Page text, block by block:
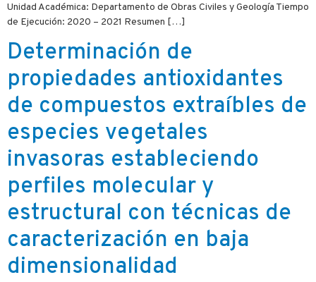
Unidad Académica: Departamento de Obras Civiles y Geología Tiempo
de Ejecución: 2020 – 2021 Resumen […]
Determinación de
propiedades antioxidantes
de compuestos extraíbles de
especies vegetales
invasoras estableciendo
perfiles molecular y
estructural con técnicas de
caracterización en baja
dimensionalidad